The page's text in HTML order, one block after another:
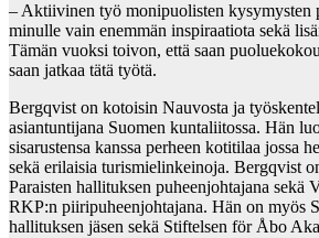
– Aktiivinen työ monipuolisten kysymysten
minulle vain enemmän inspiraatiota sekä
Tämän vuoksi toivon, että saan
saan jatkaa tätä työtä.
Bergqvist on kotoisin Nauvosta ja
asiantuntijana Suomen kuntaliitossa. Hän
sisarustensa kanssa perheen kotitilaa jossa
sekä erilaisia turismielinkeinoja. Bergqvist
Paraisten hallituksen puheenjohtajana sekä
RKP:n piiripuheenjohtajana. Hän on myös
hallituksen jäsen sekä Stiftelsen för Åbo